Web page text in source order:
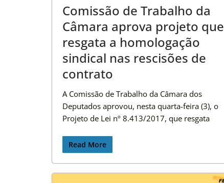
Comissão de Trabalho da
Câmara aprova projeto que
resgata a homologação
sindical nas rescisões de
contrato
A Comissão de Trabalho da Câmara dos
Deputados aprovou, nesta quarta-feira (3), o
Projeto de Lei nº 8.413/2017, que resgata
Read More